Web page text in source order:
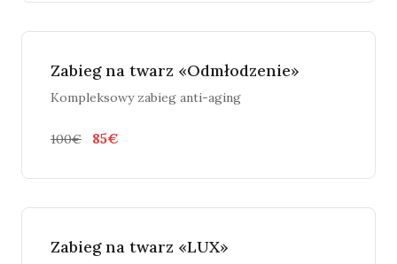
Zabieg na twarz «Odmłodzenie»
Kompleksowy zabieg anti-aging
100€ 85€
Zabieg na twarz «LUX»